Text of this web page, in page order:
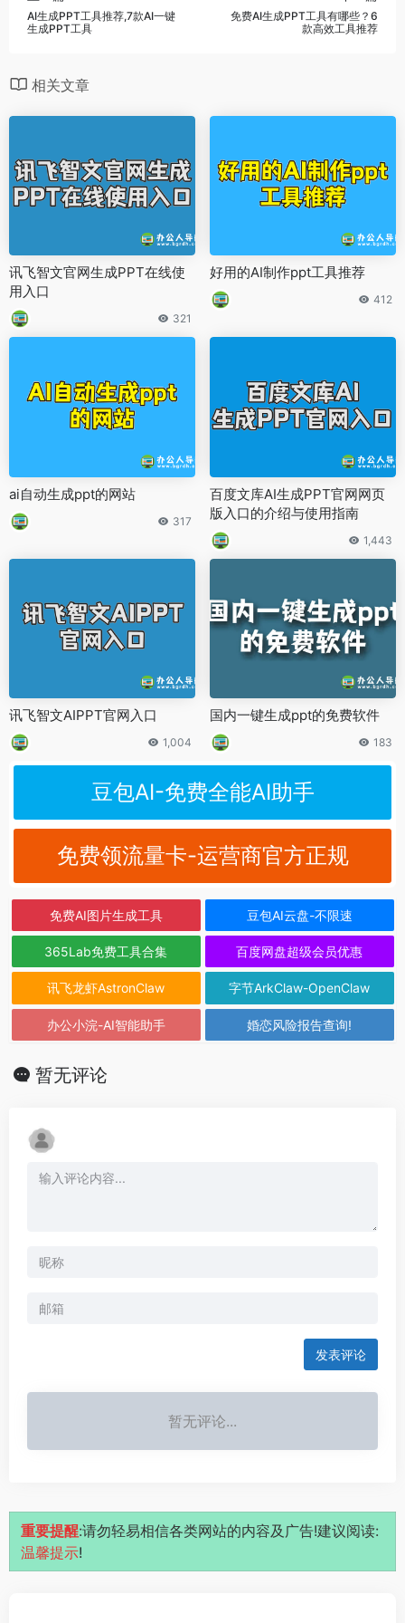
AI生成PPT工具推荐,7款AI一键
生成PPT工具
免费AI生成PPT工具有哪些？6
款高效工具推荐
相关文章
讯飞智文官网生成PPT在线使
用入口
321
好用的AI制作ppt工具推荐
412
ai自动生成ppt的网站
317
百度文库AI生成PPT官网网页
版入口的介绍与使用指南
1,443
讯飞智文AIPPT官网入口
1,004
国内一键生成ppt的免费软件
183
豆包AI-免费全能AI助手
免费领流量卡-运营商官方正规
免费AI图片生成工具 豆包AI云盘-不限速
365Lab免费工具合集 百度网盘超级会员优惠
讯飞龙虾AstronClaw 字节ArkClaw-OpenClaw
办公小浣-AI智能助手 婚恋风险报告查询!
暂无评论
发表评论
暂无评论...
重要提醒:请勿轻易相信各类网站的内容及广告!建议阅读:
温馨提示!